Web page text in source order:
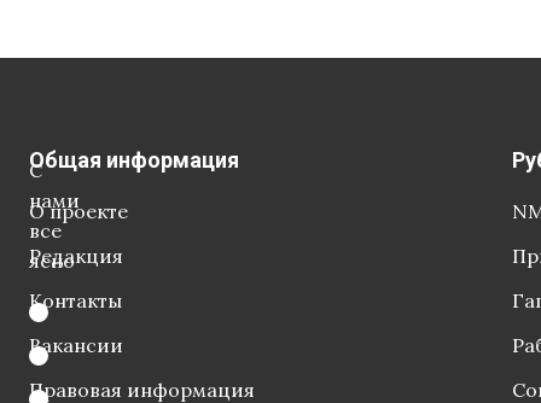
С
нами
все
ясно
Общая информация
О проекте
Редакция
Контакты
Вакансии
Правовая информация